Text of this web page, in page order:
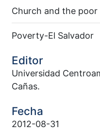
Church and the poor
Poverty-El Salvador
Editor
Universidad
Cañas.
Fecha
2012-08-31